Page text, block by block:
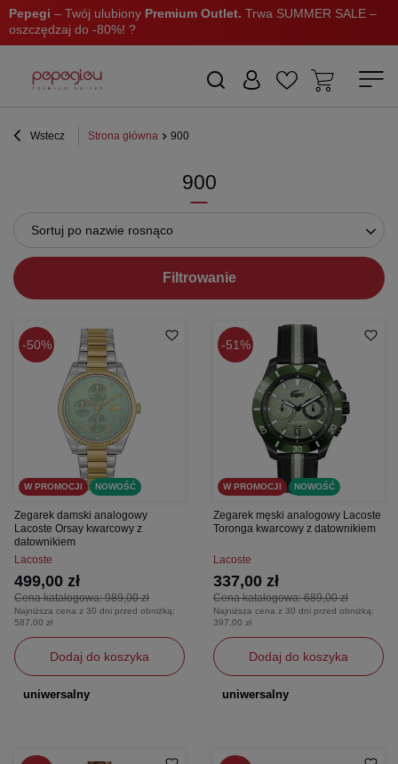
Pepegi – Twój ulubiony Premium Outlet. Trwa SUMMER SALE –
oszczędzaj do -80%! ?
Wstecz Strona główna 900
900
Sortuj po nazwie rosnąco
Filtrowanie
50%
W PROMOCJI NOWOŚĆ
Zegarek damski analogowy
Lacoste Orsay kwarcowy z
datownikiem
Lacoste
Cena katalogowa:989,00 zł
499,00 zł
Najniższa cena z 30 dni przed obniżką:
587,00 zł
Dodaj do koszyka
uniwersalny
51%
W PROMOCJI NOWOŚĆ
Zegarek męski analogowy Lacoste
Toronga kwarcowy z datownikiem
Lacoste
Cena katalogowa:689,00 zł
337,00 zł
Najniższa cena z 30 dni przed obniżką:
397,00 zł
Dodaj do koszyka
uniwersalny